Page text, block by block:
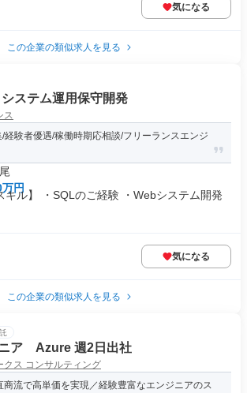
気になる
この企業の類似求人を見る
ステム運用保守開発
ス
/経験者優遇/稼働時期応相談/フリーランスエンジ
円
キル】 ・SQLのご経験 ・Webシステム開発
気になる
この企業の類似求人を見る
ア Azure 週2日出社
クス コンサルティング
商流で高単価を実現／経験豊富なエンジニアのス